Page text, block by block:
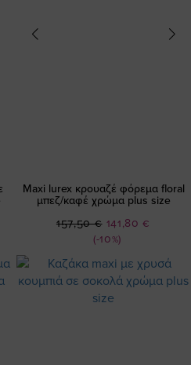
Maxi lurex κρουαζέ φόρεμα floral
μπεζ/καφέ χρώμα plus size
(-10%)
Ειδική
Τιμή
141,80 €
157,50 €